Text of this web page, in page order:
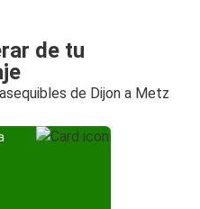
de tu
de Dijon a Metz